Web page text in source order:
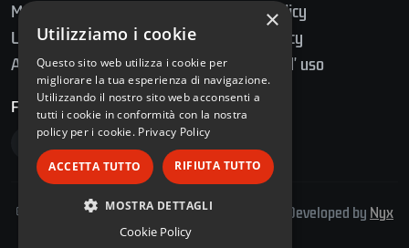
Media Center
Ufficio Stampa
Accredito Stampa
Privacy Policy
Cookie Policy
Condizioni d' uso
FOLLOW US
© 2026 E.I.C.M.A. S.p.A. – Tutti i diritti riservati | Developed by Nyx
Solutions
×
Utilizziamo i cookie
Questo sito web utilizza i cookie per
migliorare la tua esperienza di navigazione.
Utilizzando il nostro sito web acconsenti a
tutti i cookie in conformità con la nostra
policy per i cookie. Privacy Policy
ACCETTA TUTTO RIFIUTA TUTTO
MOSTRA DETTAGLI
STRETTAMENTE NECESSARI
Cookie Policy